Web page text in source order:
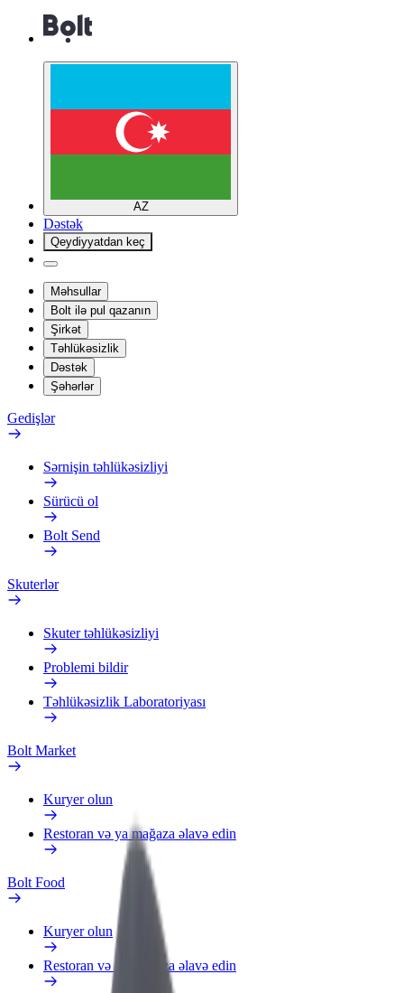
AZ
Dəstək
Qeydiyyatdan keç
Məhsullar
Bolt ilə pul qazanın
Şirkət
Təhlükəsizlik
Dəstək
Şəhərlər
Gedişlər
Sərnişin təhlükəsizliyi
Sürücü ol
Bolt Send
Skuterlər
Skuter təhlükəsizliyi
Problemi bildir
Təhlükəsizlik Laboratoriyası
Bolt Market
Kuryer olun
Restoran və ya mağaza əlavə edin
Bolt Food
Kuryer olun
Restoran və ya mağaza əlavə edin